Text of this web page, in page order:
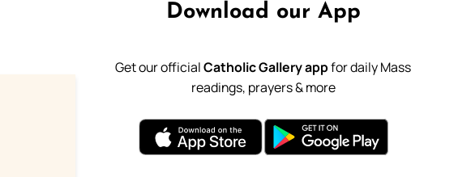
Download our App
Get our officialCatholic Gallery appfor daily Mass
readings, prayers & more